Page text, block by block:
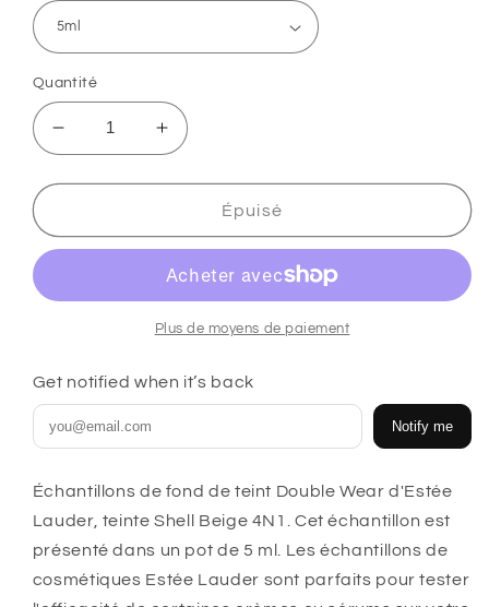
Quantité
Réduire
la
quantité
Estée
Lauder
Wear
Foundation
Shade
Shell
Beige
4N1
Augmenter
la
quantité
Estée
Double
Wear
Foundation
Shade
Shell
4N1
Épuisé
Plus de moyens de paiement
Get notified when it’s back
Notify me
Échantillons de fond de teint Double Wear d'Estée
Lauder, teinte Shell Beige 4N1. Cet échantillon est
présenté dans un pot de 5 ml. Les échantillons de
cosmétiques Estée Lauder sont parfaits pour tester